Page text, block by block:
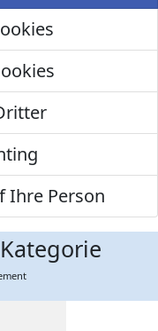
Ihre Person